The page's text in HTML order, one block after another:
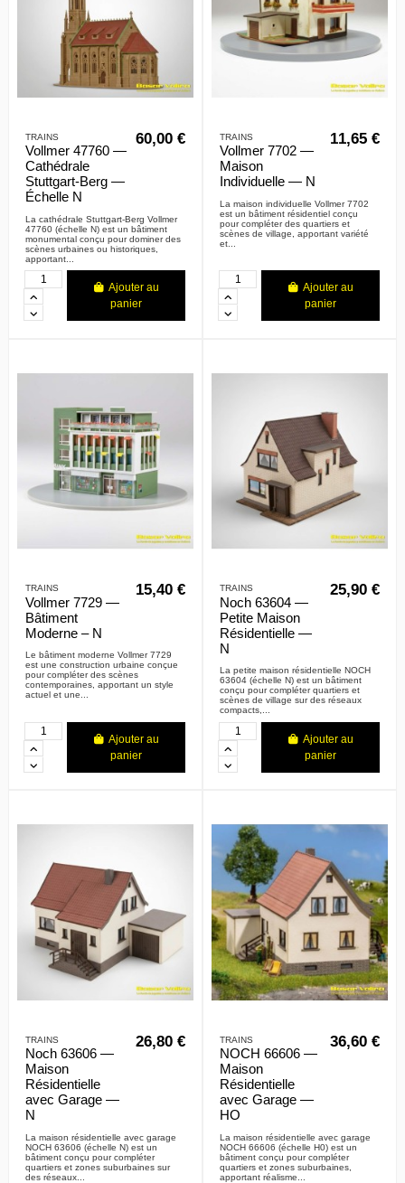
TRAINS
Vollmer 47760 —
Cathédrale
Stuttgart-Berg —
Échelle N
60,00 €
La cathédrale Stuttgart-Berg Vollmer
47760 (échelle N) est un bâtiment
monumental conçu pour dominer des
scènes urbaines ou historiques,
apportant...
Ajouter au
panier
TRAINS
Vollmer 7702 —
Maison
Individuelle — N
11,65 €
La maison individuelle Vollmer 7702
est un bâtiment résidentiel conçu
pour compléter des quartiers et
scènes de village, apportant variété
et...
Ajouter au
panier
TRAINS
Vollmer 7729 —
Bâtiment
Moderne – N
15,40 €
Le bâtiment moderne Vollmer 7729
est une construction urbaine conçue
pour compléter des scènes
contemporaines, apportant un style
actuel et une...
Ajouter au
panier
TRAINS
Noch 63604 —
Petite Maison
Résidentielle —
N
25,90 €
La petite maison résidentielle NOCH
63604 (échelle N) est un bâtiment
conçu pour compléter quartiers et
scènes de village sur des réseaux
compacts,...
Ajouter au
panier
TRAINS
Noch 63606 —
Maison
Résidentielle
avec Garage —
N
26,80 €
La maison résidentielle avec garage
NOCH 63606 (échelle N) est un
bâtiment conçu pour compléter
quartiers et zones suburbaines sur
des réseaux...
TRAINS
NOCH 66606 —
Maison
Résidentielle
avec Garage —
HO
36,60 €
La maison résidentielle avec garage
NOCH 66606 (échelle H0) est un
bâtiment conçu pour compléter
quartiers et zones suburbaines,
apportant réalisme...